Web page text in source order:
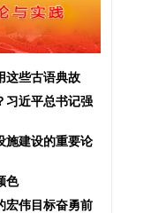
这些古语典故
习近平总书记强
施建设的重要论
色
宏伟目标奋勇前